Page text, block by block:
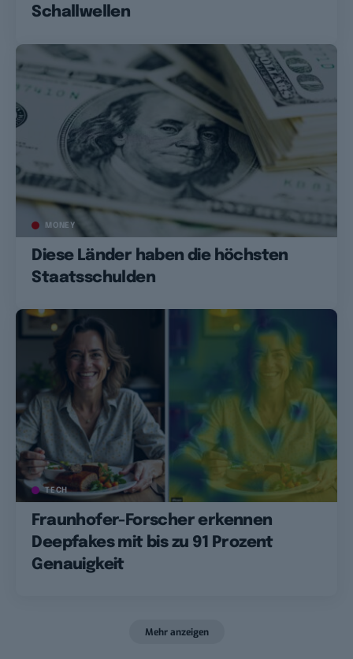
Schallwellen
MONEY
Diese Länder haben die höchsten
Staatsschulden
TECH
Fraunhofer-Forscher erkennen
Deepfakes mit bis zu 91 Prozent
Genauigkeit
Mehr anzeigen